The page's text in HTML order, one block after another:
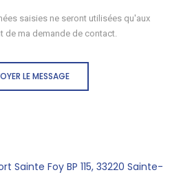
saisies ne seront utilisées qu'aux
de ma demande de contact.
LE MESSAGE
Sainte Foy BP 115, 33220 Sainte-